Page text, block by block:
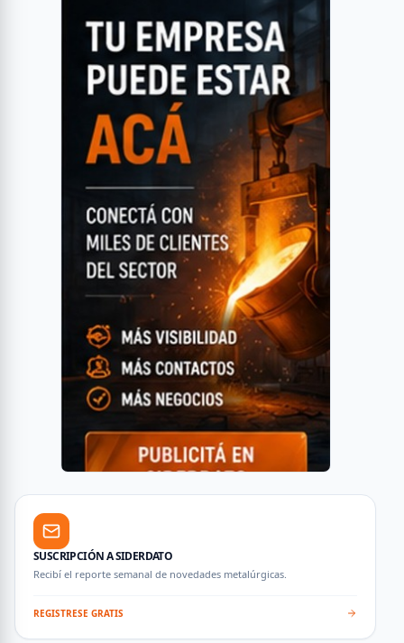
SUSCRIPCIÓN A SIDERDATO
Recibí el reporte semanal de novedades metalúrgicas.
REGISTRESE GRATIS